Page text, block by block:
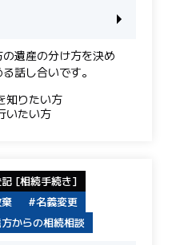
遺産の分け方を決め
話し合いです。
知りたい方
いたい方
[相続手続き]
名義変更
からの相続相談